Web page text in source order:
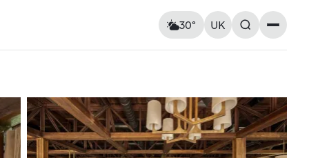
30° UK
Архітектура
Вулиці та площі
Мурали
Пам’ятники
Вологість: 51%